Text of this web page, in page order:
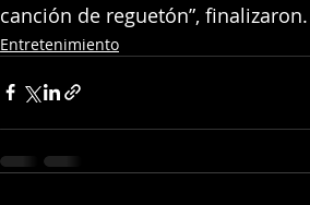
canción de reguetón”, finalizaron.
Entretenimiento